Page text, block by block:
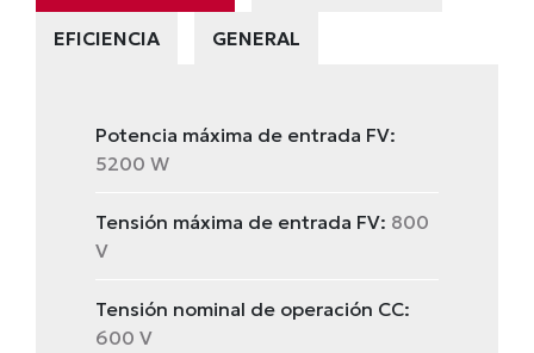
EFICIENCIA GENERAL
Potencia máxima de entrada FV:
5200 W
Tensión máxima de entrada FV: 800
V
Tensión nominal de operación CC:
600 V